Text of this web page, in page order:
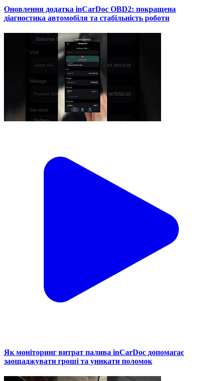
Оновлення додатка inCarDoc OBD2: покращена
діагностика автомобіля та стабільність роботи
Як моніторинг витрат палива inCarDoc допомагає
заощаджувати гроші та уникати поломок